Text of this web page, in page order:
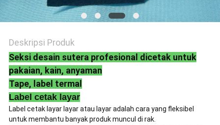
Deskripsi Produk
Seksi desain sutera profesional dicetak untuk
pakaian, kain, anyaman
Tape, label termal
Label cetak layar
Label cetak layar layar atau layar adalah cara yang fleksibel
untuk membantu banyak produk muncul di rak.